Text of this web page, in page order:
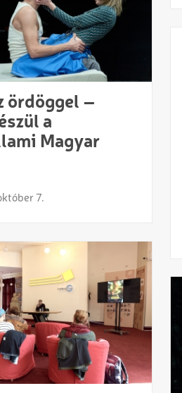
ördöggel –
a
Magyar
7.